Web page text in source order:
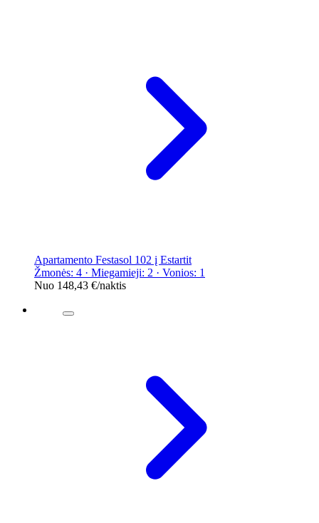
Apartamento Festasol 102 į Estartit
Žmonės: 4 · Miegamieji: 2 · Vonios: 1
Nuo 148,43 €/naktis